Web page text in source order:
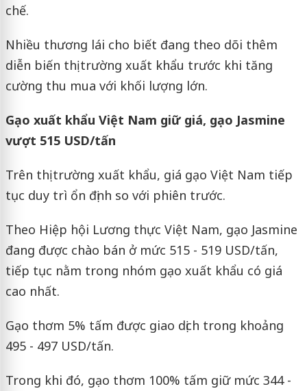
chế.
Nhiều thương lái cho biết đang theo dõi thêm
diễn biến thị trường xuất khẩu trước khi tăng
cường thu mua với khối lượng lớn.
Gạo xuất khẩu Việt Nam giữ giá, gạo Jasmine
vượt 515 USD/tấn
Trên thị trường xuất khẩu, giá gạo Việt Nam tiếp
tục duy trì ổn định so với phiên trước.
Theo Hiệp hội Lương thực Việt Nam, gạo Jasmine
đang được chào bán ở mức 515 - 519 USD/tấn,
tiếp tục nằm trong nhóm gạo xuất khẩu có giá
cao nhất.
Gạo thơm 5% tấm được giao dịch trong khoảng
495 - 497 USD/tấn.
Trong khi đó, gạo thơm 100% tấm giữ mức 344 -